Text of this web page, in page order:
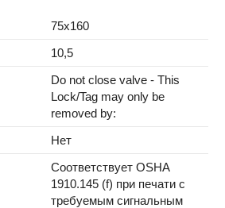
75x160
10,5
Do not close valve - This
Lock/Tag may only be
removed by:
Нет
Соответствует OSHA
1910.145 (f) при печати с
требуемым сигнальным